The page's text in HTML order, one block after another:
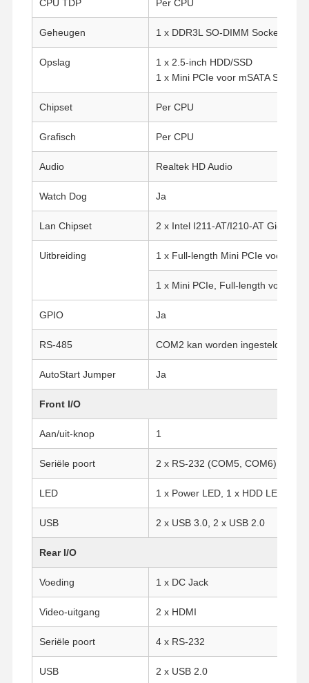
Thuis Over Ons
Kwaliteitscont
Role
Praatje Nu
CPU TDP Per CPU
Geheugen 1 x DDR3L SO-DIMM Socket (Tot
Opslag
1 x 2.5-inch HDD/SSD
1 x Mini PCIe voor mSATA SSD
Chipset Per CPU
Grafisch Per CPU
Audio Realtek HD Audio
Watch Dog Ja
Lan Chipset 2 x Intel I211-AT/I210-AT Gigabit
Uitbreiding 1 x Full-length Mini PCIe voor SSD
1 x Mini PCIe, Full-length voor
GPIO Ja
RS-485 COM2 kan worden ingesteld als
AutoStart Jumper Ja
Front I/O
Aan/uit-knop 1
Seriële poort 2 x RS-232 (COM5, COM6)
LED 1 x Power LED, 1 x HDD LED
USB 2 x USB 3.0, 2 x USB 2.0
Rear I/O
Voeding 1 x DC Jack
Video-uitgang 2 x HDMI
Seriële poort 4 x RS-232
USB 2 x USB 2.0